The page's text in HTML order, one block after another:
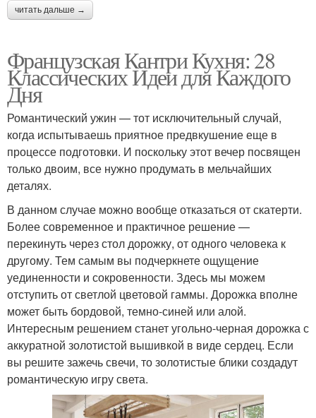
читать дальше →
Французская Кантри Кухня: 28
Классических Идеи для Каждого
Дня
Романтический ужин — тот исключительный случай,
когда испытываешь приятное предвкушение еще в
процессе подготовки. И поскольку этот вечер посвящен
только двоим, все нужно продумать в мельчайших
деталях.
В данном случае можно вообще отказаться от скатерти.
Более современное и практичное решение —
перекинуть через стол дорожку, от одного человека к
другому. Тем самым вы подчеркнете ощущение
уединенности и сокровенности. Здесь мы можем
отступить от светлой цветовой гаммы. Дорожка вполне
может быть бордовой, темно-синей или алой.
Интересным решением станет угольно-черная дорожка с
аккуратной золотистой вышивкой в виде сердец. Если
вы решите зажечь свечи, то золотистые блики создадут
романтическую игру света.